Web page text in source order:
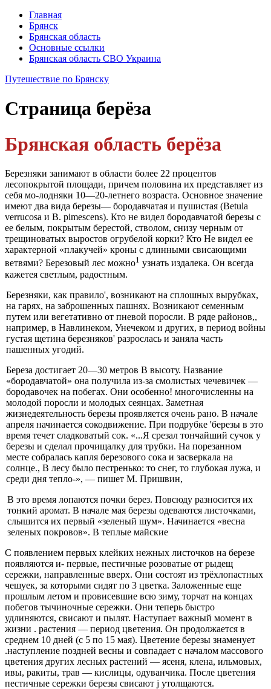
Главная
Брянск
Брянская область
Основные ссылки
Брянская область СВО Украина
Путешествие по Брянску
Страница берёза
Брянская область берёза
Березняки занимают в области более 22 процентов
лесопокрытой площади, причем половина их представляет из
себя мо-лодняки 10—20-летнего возраста. Основное значение
имеют два вида березы— бородавчатая и пушистая (Betula
verrucosa и В. pimescens). Кто не видел боро­давчатой березы с
ее белым, покрытым берестой, ство­лом, снизу черным от
трещиноватых выростов огру­белой корки? Кто Не видел ее
характерной «плакучей» кроны с длинными свисающими
ветвями? Березовый лес можно1 узнать издалека. Он всегда
кажетея светлым, радостным.
Березняки, как правило', возникают на сплошных вырубках,
на гарях, на заброшенных пашнях. Возника­ют семенным
путем или вегетативно от пневой поросли. В ряде районов,,
например, в Навлинеком, Унечеком и других, в период войны
густая щетина березняков' раз­рослась и заняла часть
пашенных угодий.
Береза достигает 20—30 метров В высоту. Название
«бородавчатой» она получила из-за смолистых чечеви­чек —
бородавочек на побегах. Они особенно! многочис­ленны на
молодой поросли и молодых сеянцах. Замет­ная
жизнедеятельность березы проявляется очень рано. В начале
апреля начинается сокодвижение. При подруб­ке 'березы в это
время течет сладковатый сок. «...Я сре­зал тончайший сучок у
березы и сделал прочищалку для трубки. На порезанном
месте собралась капля бе­резового сока и засверкала на
солнце., В лесу было пе­стренько: то снег, то глубокая лужа, и
среди дня теп­ло-», — пишет М. Пришвин,
В это время лопаются почки берез. Повсюду разно­сится их
тонкий аромат. В начале мая березы одеваются листочками,
слышится их первый «зеленый шум». На­чинается «весна
зеленых покровов». В теплые майские
С появлением первых клейких нежных листочков на березе
появляются и- первые, пестичные розоватые от рыдещ
сережки, направленные вверх. Они состоят из трёхлопастных
чешуек, за которыми сидят по 3 цветка. Заложенные еще
прошлым летом и провисевшие всю зиму, торчат на концах
побегов тычиночные сережки. Они теперь быстро
удлиняются, свисают и пылят. На­ступает важный момент в
жизни . растения — период цветения. Он продолжается в
среднем 10 дней (с 5 по 15 мая). Цветение березы знаменует
.наступление позд­ней весны и совпадает с началом массового
цветения других лесных растений — ясеня, клена, ильмовых,
ивы, ракиты, трав — кислицы, одуванчика. После цветения
пестичные сережки березы свисают j утолщаются.